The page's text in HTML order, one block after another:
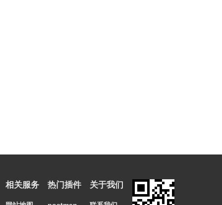
相关服务 热门插件 关于我们